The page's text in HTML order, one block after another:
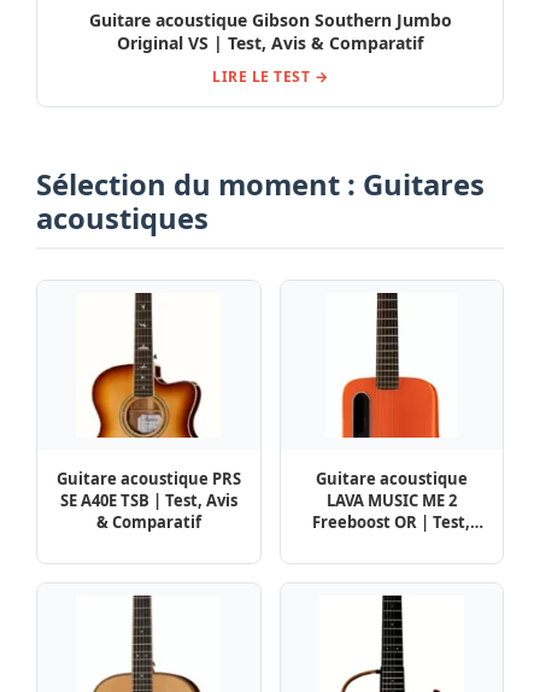
Guitare acoustique Gibson Southern Jumbo
Original VS | Test, Avis & Comparatif
LIRE LE TEST →
Sélection du moment : Guitares
acoustiques
Guitare acoustique PRS
SE A40E TSB | Test, Avis
& Comparatif
Guitare acoustique
LAVA MUSIC ME 2
Freeboost OR | Test,